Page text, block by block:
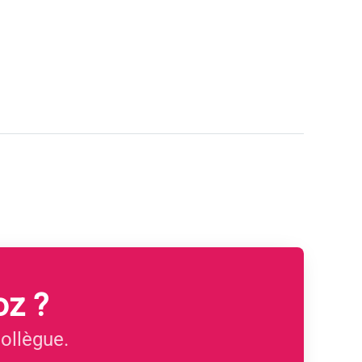
?